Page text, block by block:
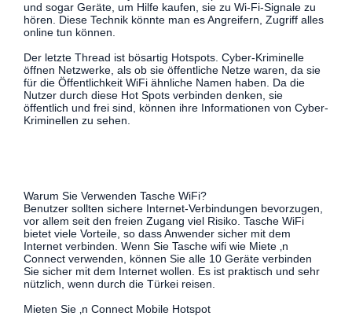
und sogar Geräte, um Hilfe kaufen, sie zu Wi-Fi-Signale zu
hören. Diese Technik könnte man es Angreifern, Zugriff alles
online tun können.
Der letzte Thread ist bösartig Hotspots. Cyber-Kriminelle
öffnen Netzwerke, als ob sie öffentliche Netze waren, da sie
für die Öffentlichkeit WiFi ähnliche Namen haben. Da die
Nutzer durch diese Hot Spots verbinden denken, sie
öffentlich und frei sind, können ihre Informationen von Cyber-
Kriminellen zu sehen.
Warum Sie Verwenden Tasche WiFi?
Benutzer sollten sichere Internet-Verbindungen bevorzugen,
vor allem seit den freien Zugang viel Risiko. Tasche WiFi
bietet viele Vorteile, so dass Anwender sicher mit dem
Internet verbinden. Wenn Sie Tasche wifi wie Miete ‚n
Connect verwenden, können Sie alle 10 Geräte verbinden
Sie sicher mit dem Internet wollen. Es ist praktisch und sehr
nützlich, wenn durch die Türkei reisen.
Mieten Sie ‚n Connect Mobile Hotspot